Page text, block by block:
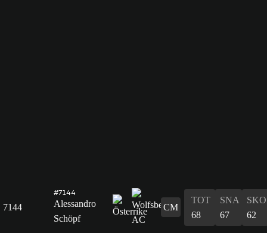
7144
#7144
Alessandro
Schöpf
CM
TOT
68
SNA
67
SKO
62